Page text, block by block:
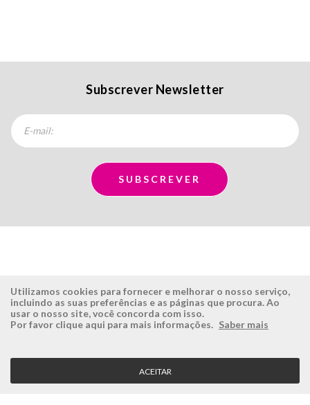
Subscrever Newsletter
ÉSISTEMAS
Empresa
Visão, Missão e Valores
ÁREA RESERVADA
Login
Recuperar Password
Utilizamos cookies para fornecer e melhorar o nosso serviço,
incluindo as suas preferências e as páginas que procura. Ao
usar o nosso site, você concorda com isso.
Por favor clique aqui para mais informações. Saber mais
ACEITAR